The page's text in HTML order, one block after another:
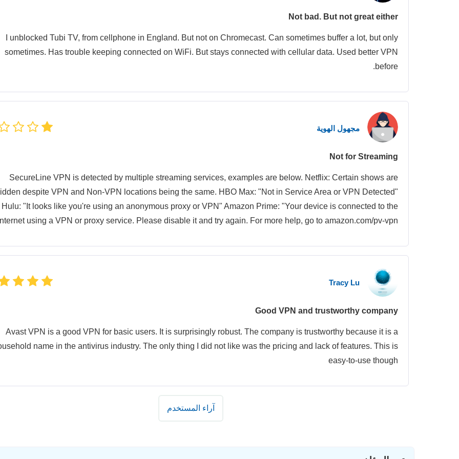
Not bad. But not great either
I unblocked Tubi TV, from cellphone in England. But not on Chromecast. Can sometimes buffer a lot, but only
sometimes. Has trouble keeping connected on WiFi. But stays connected with cellular data. Used better VPN
before.
مجهول الهوية
Not for Streaming
SecureLine VPN is detected by multiple streaming services, examples are below. Netflix: Certain shows are
despite VPN and Non-VPN locations being the same. HBO Max: "Not in Service Area or VPN Detected"
Hulu: "It looks like you're using an anonymous proxy or VPN" Amazon Prime: "Your device is connected to the
using a VPN or proxy service. Please disable it and try again. For more help, go to amazon.com/pv-vpn."
Tracy Lu
Good VPN and trustworthy company
Avast VPN is a good VPN for basic users. It is surprisingly robust. The company is trustworthy because it is a
name in the antivirus industry. The only thing I did not like was the pricing and lack of features. This is
easy-to-use though
آراء المستخدم